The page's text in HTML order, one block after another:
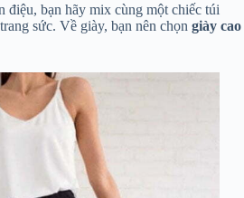
điệu, bạn hãy mix cùng một chiếc túi
sức. Về giày, bạn nên chọn giày cao